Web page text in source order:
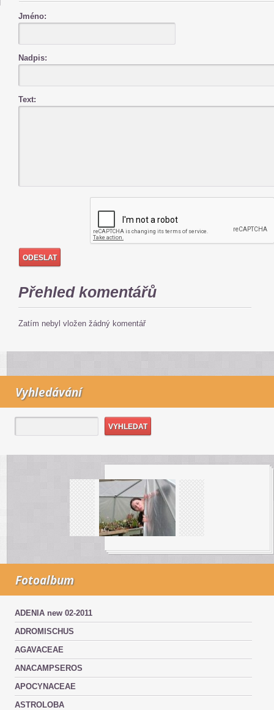
Jméno:
Nadpis:
Text:
Přehled komentářů
Zatím nebyl vložen žádný komentář
Vyhledávání
Fotoalbum
ADENIA new 02-2011
ADROMISCHUS
AGAVACEAE
ANACAMPSEROS
APOCYNACEAE
ASTROLOBA